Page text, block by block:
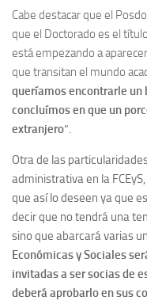
Cabe destacar que el
que el Doctorado es el
está empezando a
que transitan el mundo
queríamos encontrarle un
concluímos en que un
extranjero“.
Otra de las
administrativa en la
que así lo deseen ya que
decir que no tendrá una
sino que abarcará varias
Económicas y Sociales
invitadas a ser socias de
deberá aprobarlo en sus